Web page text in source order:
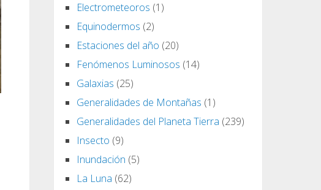
Electrometeoros (1)
Equinodermos (2)
Estaciones del año (20)
Fenómenos Luminosos (14)
Galaxias (25)
Generalidades de Montañas (1)
Generalidades del Planeta Tierra (239)
Insecto (9)
Inundación (5)
La Luna (62)